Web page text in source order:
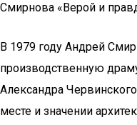
Смирнова «Верой и
В 1979 году Андрей
производственную
Александра
месте и значении